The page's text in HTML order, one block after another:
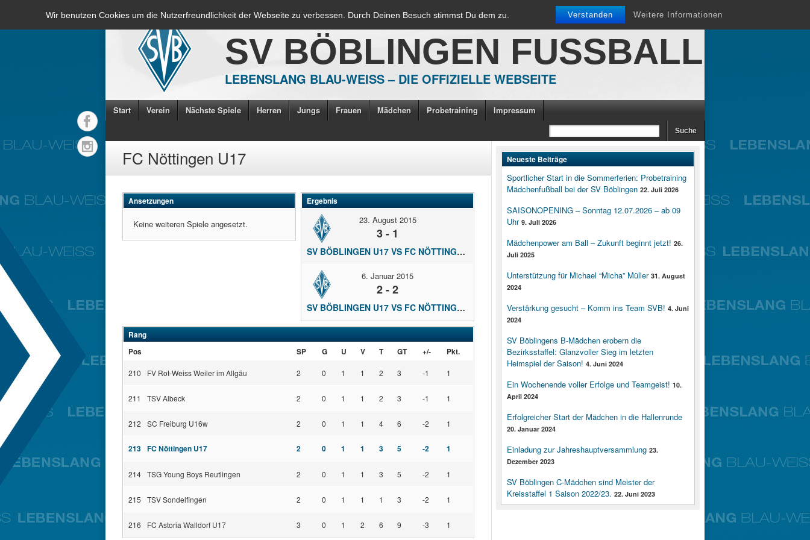
Wir benutzen Cookies um die Nutzerfreundlichkeit der Webseite zu verbessen. Durch Deinen Besuch stimmst Du dem zu. Verstanden Weitere Informationen
SV BÖBLINGEN FUSSBALL
LEBENSLANG BLAU-WEISS – DIE OFFIZIELLE WEBSEITE
Start Verein Nächste Spiele Herren Jungs Frauen Mädchen Probetraining Impressum
FC Nöttingen U17
Ansetzungen
Keine weiteren Spiele angesetzt.
Ergebnis
23. August 2015
3 - 1
SV BÖBLINGEN U17 VS FC NÖTTINGEN U17
6. Januar 2015
2 - 2
SV BÖBLINGEN U17 VS FC NÖTTINGEN U17
Rang
Pos
SP G U V T GT +/- Pkt.
210 FV Rot-Weiss Weiler im Allgäu 2 0 1 1 2 3 -1 1
211 TSV Albeck 2 0 1 1 2 3 -1 1
212 SC Freiburg U16w 2 0 1 1 4 6 -2 1
213 FC Nöttingen U17 2 0 1 1 3 5 -2 1
214 TSG Young Boys Reutlingen 2 0 1 1 3 5 -2 1
215 TSV Sondelfingen 2 0 1 1 1 3 -2 1
216 FC Astoria Walldorf U17 3 0 1 2 6 9 -3 1
Neueste Beiträge
Sportlicher Start in die Sommerferien: Probetraining
Mädchenfußball bei der SV Böblingen 22. Juli 2026
SAISONOPENING – Sonntag 12.07.2026 – ab 09
Uhr 9. Juli 2026
Mädchenpower am Ball – Zukunft beginnt jetzt! 26.
Juli 2025
Unterstützung für Michael “Micha” Müller 31. August
2024
Verstärkung gesucht – Komm ins Team SVB! 4. Juni
2024
SV Böblingens B-Mädchen erobern die
Bezirksstaffel: Glanzvoller Sieg im letzten
Heimspiel der Saison! 4. Juni 2024
Ein Wochenende voller Erfolge und Teamgeist! 10.
April 2024
Erfolgreicher Start der Mädchen in die Hallenrunde
20. Januar 2024
Einladung zur Jahreshauptversammlung 23.
Dezember 2023
SV Böblingen C-Mädchen sind Meister der
Kreisstaffel 1 Saison 2022/23. 22. Juni 2023